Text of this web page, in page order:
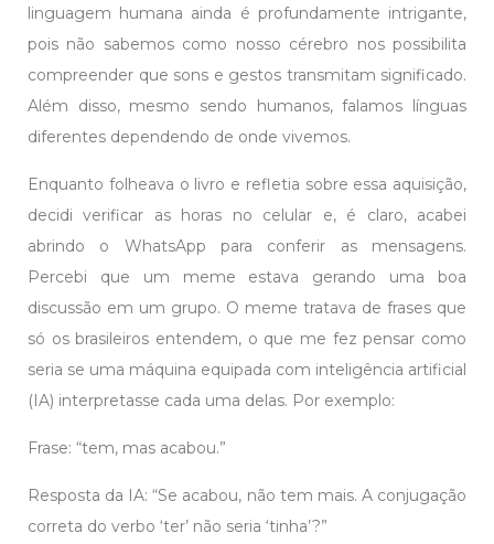
linguagem humana ainda é profundamente intrigante,
pois não sabemos como nosso cérebro nos possibilita
compreender que sons e gestos transmitam significado.
Além disso, mesmo sendo humanos, falamos línguas
diferentes dependendo de onde vivemos.
Enquanto folheava o livro e refletia sobre essa aquisição,
decidi verificar as horas no celular e, é claro, acabei
abrindo o WhatsApp para conferir as mensagens.
Percebi que um meme estava gerando uma boa
discussão em um grupo. O meme tratava de frases que
só os brasileiros entendem, o que me fez pensar como
seria se uma máquina equipada com inteligência artificial
(IA) interpretasse cada uma delas. Por exemplo:
Frase: “tem, mas acabou.”
Resposta da IA: “Se acabou, não tem mais. A conjugação
correta do verbo ‘ter’ não seria ‘tinha’?”